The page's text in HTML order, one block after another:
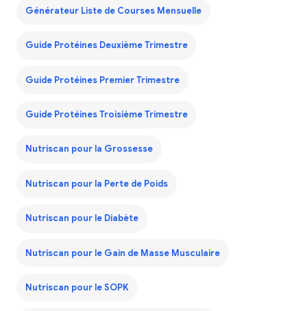
Générateur Liste de Courses Mensuelle
Guide Protéines Deuxième Trimestre
Guide Protéines Premier Trimestre
Guide Protéines Troisième Trimestre
Nutriscan pour la Grossesse
Nutriscan pour la Perte de Poids
Nutriscan pour le Diabète
Nutriscan pour le Gain de Masse Musculaire
Nutriscan pour le SOPK